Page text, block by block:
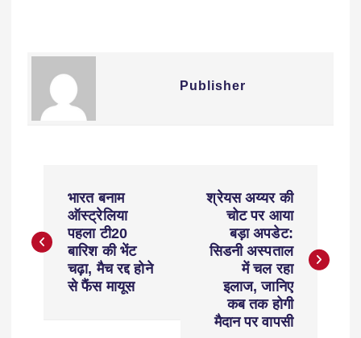
Publisher
भारत बनाम
ऑस्ट्रेलिया
पहला टी20
बारिश की भेंट
चढ़ा, मैच रद्द होने
से फैंस मायूस
श्रेयस अय्यर की
चोट पर आया
बड़ा अपडेट:
सिडनी अस्पताल
में चल रहा
इलाज, जानिए
कब तक होगी
मैदान पर वापसी